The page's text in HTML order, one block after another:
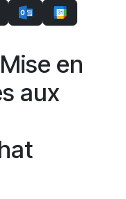
en
aux